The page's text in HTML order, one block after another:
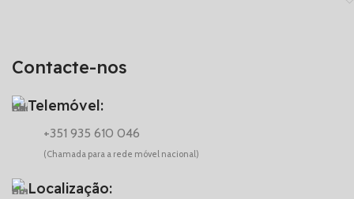
Contacte-nos
Telemóvel:
+351 935 610 046
(Chamada para a rede móvel nacional)
Localização: